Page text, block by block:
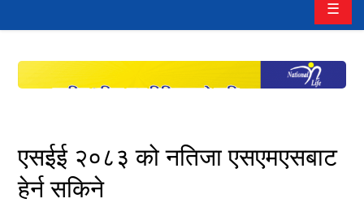
वित्त
इन्स्योरेन्स
पूँजीबजार
अटो
☰
एसईई २०८३ को नतिजा एसएमएसबाट
हेर्न सकिने